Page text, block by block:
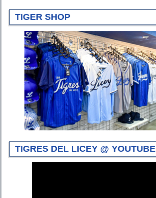
TIGER SHOP
TIGRES DEL LICEY @ YOUTUBE